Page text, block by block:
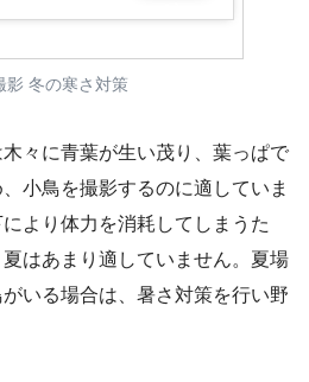
影 冬の寒さ対策
々に青葉が生い茂り、葉っぱで
小鳥を撮影するのに適していま
より体力を消耗してしまうた
はあまり適していません。夏場
いる場合は、暑さ対策を行い野